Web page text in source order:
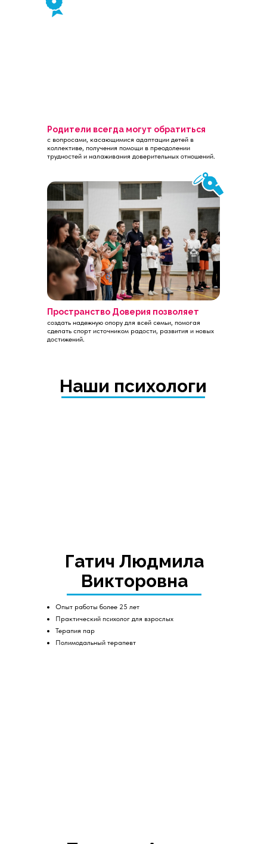
создать надежную опору для всей семьи, помогая
сделать спорт источником радости, развития и новых
достижений.
Пространство Доверия позволяет
Родители всегда могут обратиться
с вопросами, касающимися адаптации детей в
коллективе, получения помощи в преодолении
трудностей и налаживания доверительных отношений.
Наши психологи
Гатич Людмила
Викторовна
Полимодальный терапевт
Терапия пар
Практический психолог для взрослых
Опыт работы более 25 лет